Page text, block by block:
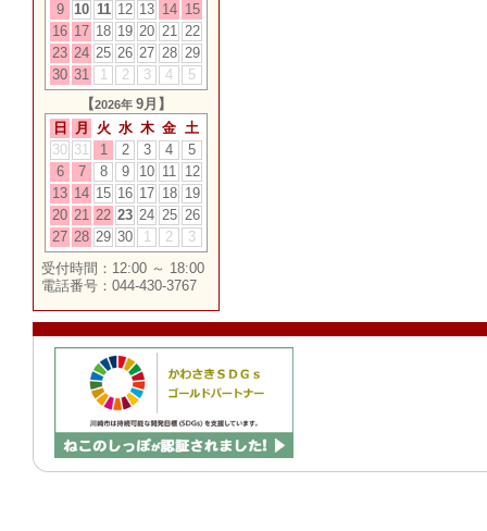
9
10 11 12 13 14 15
16 17 18 19 20 21 22
23 24 25 26 27 28 29
30 31 1 2 3 4
5
【2026年 9月】
日
月 火 水 木 金 土
30 31 1 2 3 4
5
6
7 8 9 10 11 12
13 14 15 16 17 18 19
20 21 22 23 24 25 26
27 28 29 30 1 2
3
受付時間：12:00 ～ 18:00
電話番号：044-430-3767